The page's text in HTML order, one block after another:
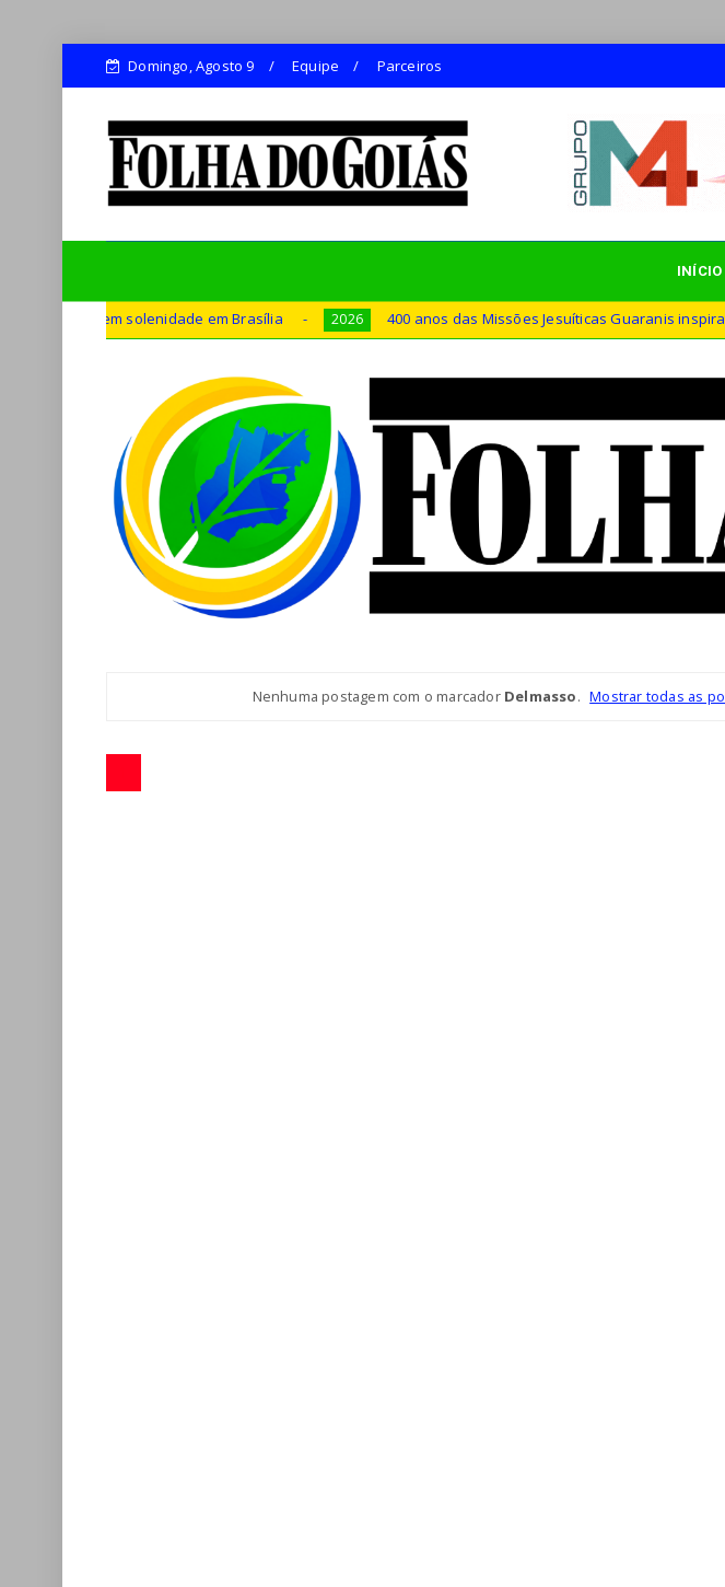
Domingo, Agosto 9 Equipe Parceiros
INÍCIO
solenidade em Brasília 2026 400 anos das Missões Jesuíticas Guaranis inspiram 33ª Expotchê
Nenhuma postagem com o marcador Delmasso. Mostrar todas as